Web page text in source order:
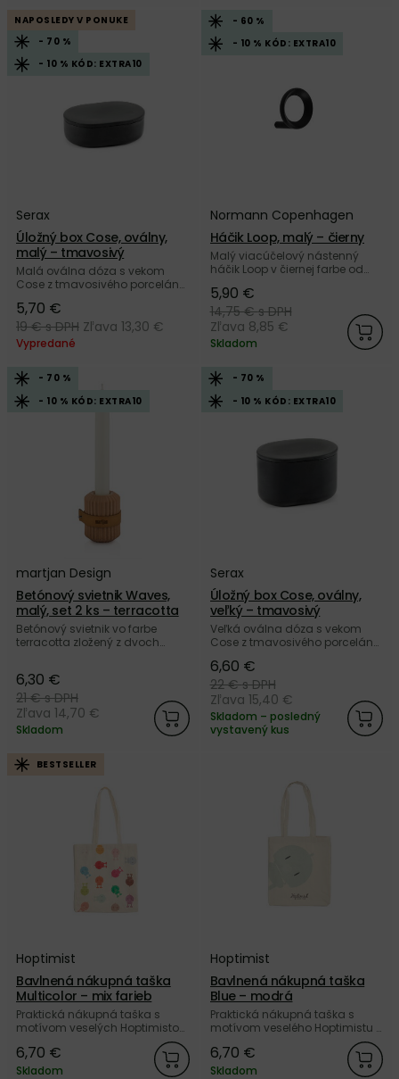
NAPOSLEDY V PONUKE
- 70 %
- 10 % KÓD: EXTRA10
Serax
Úložný box Cose, oválny,
malý – tmavosivý
Malá oválna dóza s vekom
Cose z tmavosivého porcelánu
belgickej značky Serax.
5,70 €
19 €s DPH Zľava 13,30 €
Vypredané
- 60 %
- 10 % KÓD: EXTRA10
Normann Copenhagen
Háčik Loop, malý – čierny
Malý viacúčelový nástenný
háčik Loop v čiernej farbe od
Copenhagen.
5,90 €
14,75 €s DPH
Zľava 8,85 €
Skladom
- 70 %
- 10 % KÓD: EXTRA10
martjan Design
Betónový svietnik Waves,
malý, set 2 ks – terracotta
Betónový svietnik vo farbe
terracotta zložený z dvoch
ozdobným koženým
remienkom od slovenskej
značky martjan Design.
6,30 €
21 €s DPH
Zľava 14,70 €
Skladom
- 70 %
- 10 % KÓD: EXTRA10
Serax
Úložný box Cose, oválny,
veľký – tmavosivý
Veľká oválna dóza s vekom
Cose z tmavosivého porcelánu
belgickej značky Serax.
6,60 €
22 €s DPH
Zľava 15,40 €
Skladom – posledný
vystavený kus
BESTSELLER
Hoptimist
Bavlnená nákupná taška
Multicolor – mix farieb
Praktická nákupná taška s
motívom veselých Hoptimistov
v pestrých farbách, zo 100 %
bavlny od dánskej značky
Hoptimist.
6,70 €
Skladom
Hoptimist
Bavlnená nákupná taška
Blue – modrá
Praktická nákupná taška s
motívom veselého Hoptimistu v
modrej farbe, zo 100 % bavlny
od dánskej značky Hoptimist.
6,70 €
Skladom